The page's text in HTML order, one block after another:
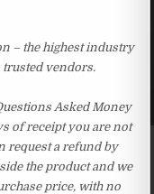
– the highest industry
vendors.
Asked Money
of receipt you are not
request a refund by
the product and we
price, with no